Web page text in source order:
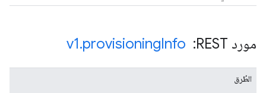
مورد REST: ‏ v1.provisioningInfo
الطُرق